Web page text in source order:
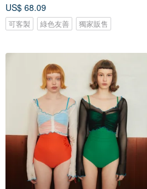
US$ 68.09
可客製 綠色友善 獨家販售